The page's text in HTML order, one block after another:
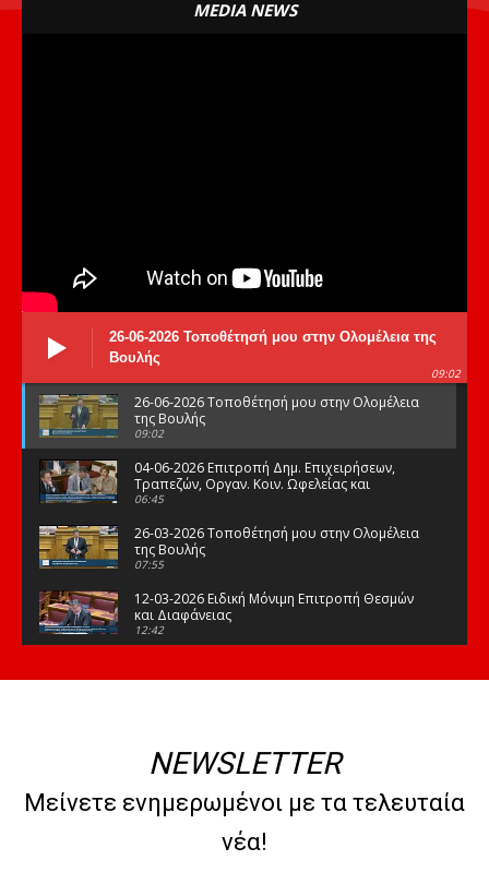
MEDIA NEWS
26-06-2026 Τοποθέτησή μου στην Ολομέλεια της
Βουλής
09:02
26-06-2026 Τοποθέτησή μου στην Ολομέλεια
της Βουλής
09:02
04-06-2026 Επιτροπή Δημ. Επιχειρήσεων,
Τραπεζών, Οργαν. Κοιν. Ωφελείας και
Φορέων Κοινων. Ασφάλισης
06:45
26-03-2026 Τοποθέτησή μου στην Ολομέλεια
της Βουλής
07:55
12-03-2026 Ειδική Μόνιμη Επιτροπή Θεσμών
και Διαφάνειας
12:42
της Βουλής
08:47
10-02-2026 Διαρκής Επιτροπή Μορφωτικών
Υποθέσεων
NEWSLETTER
Μείνετε ενημερωμένοι με τα τελευταία
νέα!